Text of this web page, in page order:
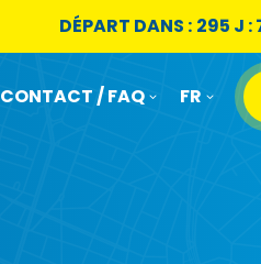
DÉPART DANS : 295 J :
CONTACT / FAQ FR